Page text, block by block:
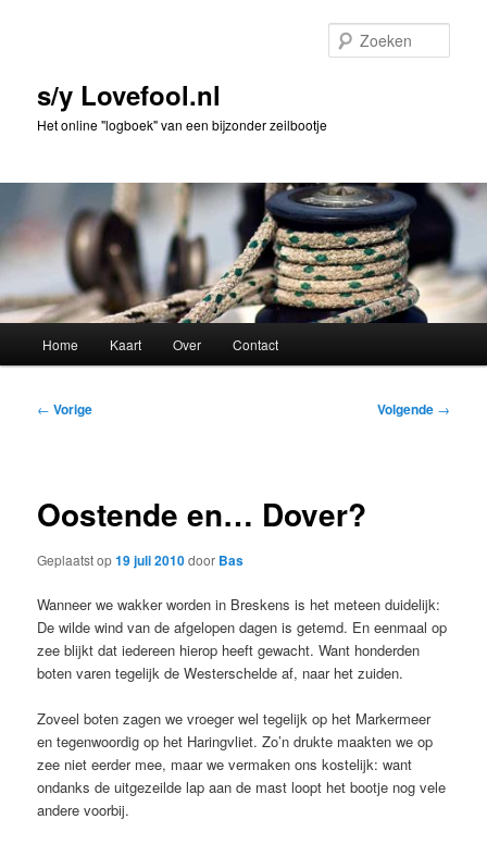
inhouds/y Lovefool.nl
Het online "logboek" van een bijzonder zeilbootje
Home Kaart Over Contact
Bericht
← Vorige Volgende →
Oostende en… Dover?
Geplaatst op19 juli 2010door Bas
Wanneer we wakker worden in Breskens is het meteen duidelijk:
De wilde wind van de afgelopen dagen is getemd. En eenmaal op
zee blijkt dat iedereen hierop heeft gewacht. Want honderden
boten varen tegelijk de Westerschelde af, naar het zuiden.
Zoveel boten zagen we vroeger wel tegelijk op het Markermeer
en tegenwoordig op het Haringvliet. Zo’n drukte maakten we op
zee niet eerder mee, maar we vermaken ons kostelijk: want
ondanks de uitgezeilde lap aan de mast loopt het bootje nog vele
andere voorbij.